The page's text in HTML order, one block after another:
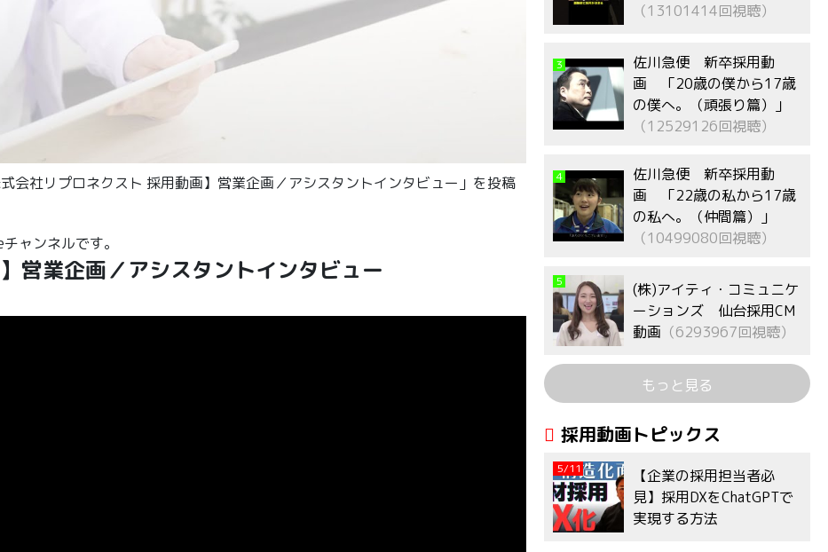
会社リプロネクスト 採用動画】営業企画／アシスタントインタビュー」を投稿
ャンネルです。
営業企画／アシスタントインタビュー
（13101414回視聴）
3
佐川急便 新卒採用動
画 「20歳の僕から17歳
の僕へ。（頑張り篇）」
（12529126回視聴）
4
佐川急便 新卒採用動
画 「22歳の私から17歳
の私へ。（仲間篇）」
（10499080回視聴）
5
(株)アイティ・コミュニケ
ーションズ 仙台採用CM
動画 （6293967回視聴）
もっと見る
採用動画トピックス
5/11
【企業の採用担当者必
見】採用DXをChatGPTで
実現する方法